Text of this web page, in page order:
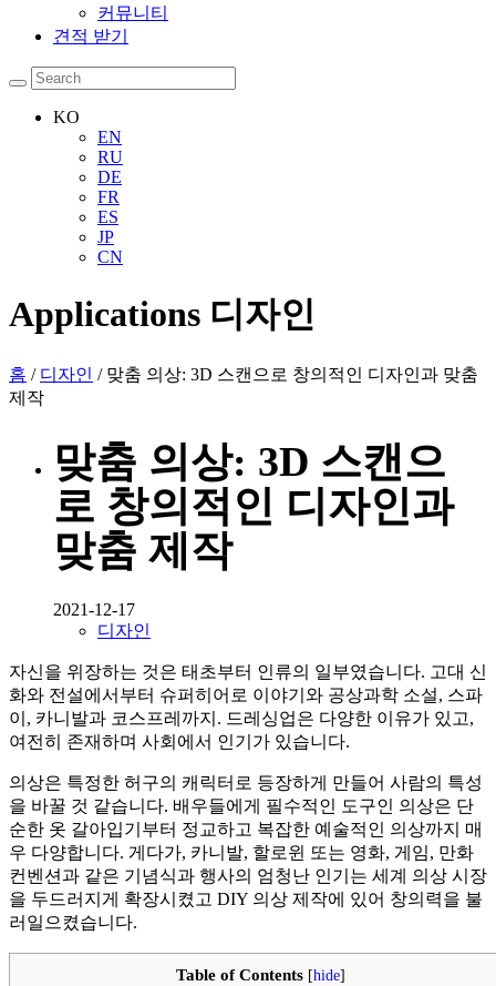
커뮤니티
견적 받기
KO
EN
RU
DE
FR
ES
JP
CN
Applications 디자인
홈 / 디자인 / 맞춤 의상: 3D 스캔으로 창의적인 디자인과 맞춤
제작
맞춤 의상: 3D 스캔으
로 창의적인 디자인과
맞춤 제작
2021-12-17
디자인
자신을 위장하는 것은 태초부터 인류의 일부였습니다. 고대 신
화와 전설에서부터 슈퍼히어로 이야기와 공상과학 소설, 스파
이, 카니발과 코스프레까지. 드레싱업은 다양한 이유가 있고,
여전히 존재하며 사회에서 인기가 있습니다.
의상은 특정한 허구의 캐릭터로 등장하게 만들어 사람의 특성
을 바꿀 것 같습니다. 배우들에게 필수적인 도구인 의상은 단
순한 옷 갈아입기부터 정교하고 복잡한 예술적인 의상까지 매
우 다양합니다. 게다가, 카니발, 할로윈 또는 영화, 게임, 만화
컨벤션과 같은 기념식과 행사의 엄청난 인기는 세계 의상 시장
을 두드러지게 확장시켰고 DIY 의상 제작에 있어 창의력을 불
러일으켰습니다.
Table of Contents [hide]